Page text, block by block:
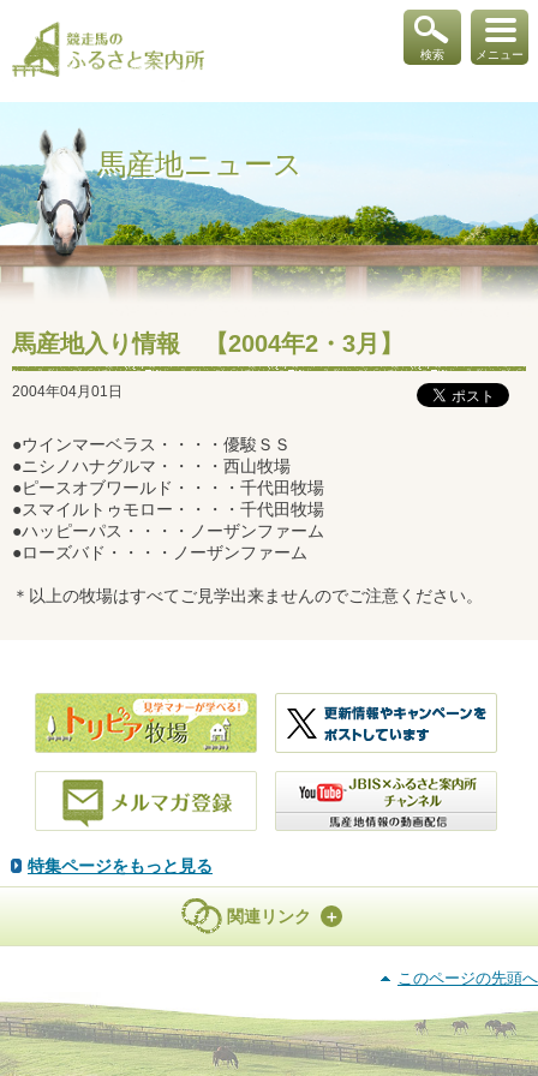
メニュー
検索
馬産地ニュース
馬産地入り情報 【2004年2・3月】
2004年04月01日
●ウインマーベラス・・・・優駿ＳＳ
●ニシノハナグルマ・・・・西山牧場
●ピースオブワールド・・・・千代田牧場
●スマイルトゥモロー・・・・千代田牧場
●ハッピーパス・・・・ノーザンファーム
●ローズバド・・・・ノーザンファーム
＊以上の牧場はすべてご見学出来ませんのでご注意ください。
特集ページをもっと見る
関連リンク
このページの先頭へ